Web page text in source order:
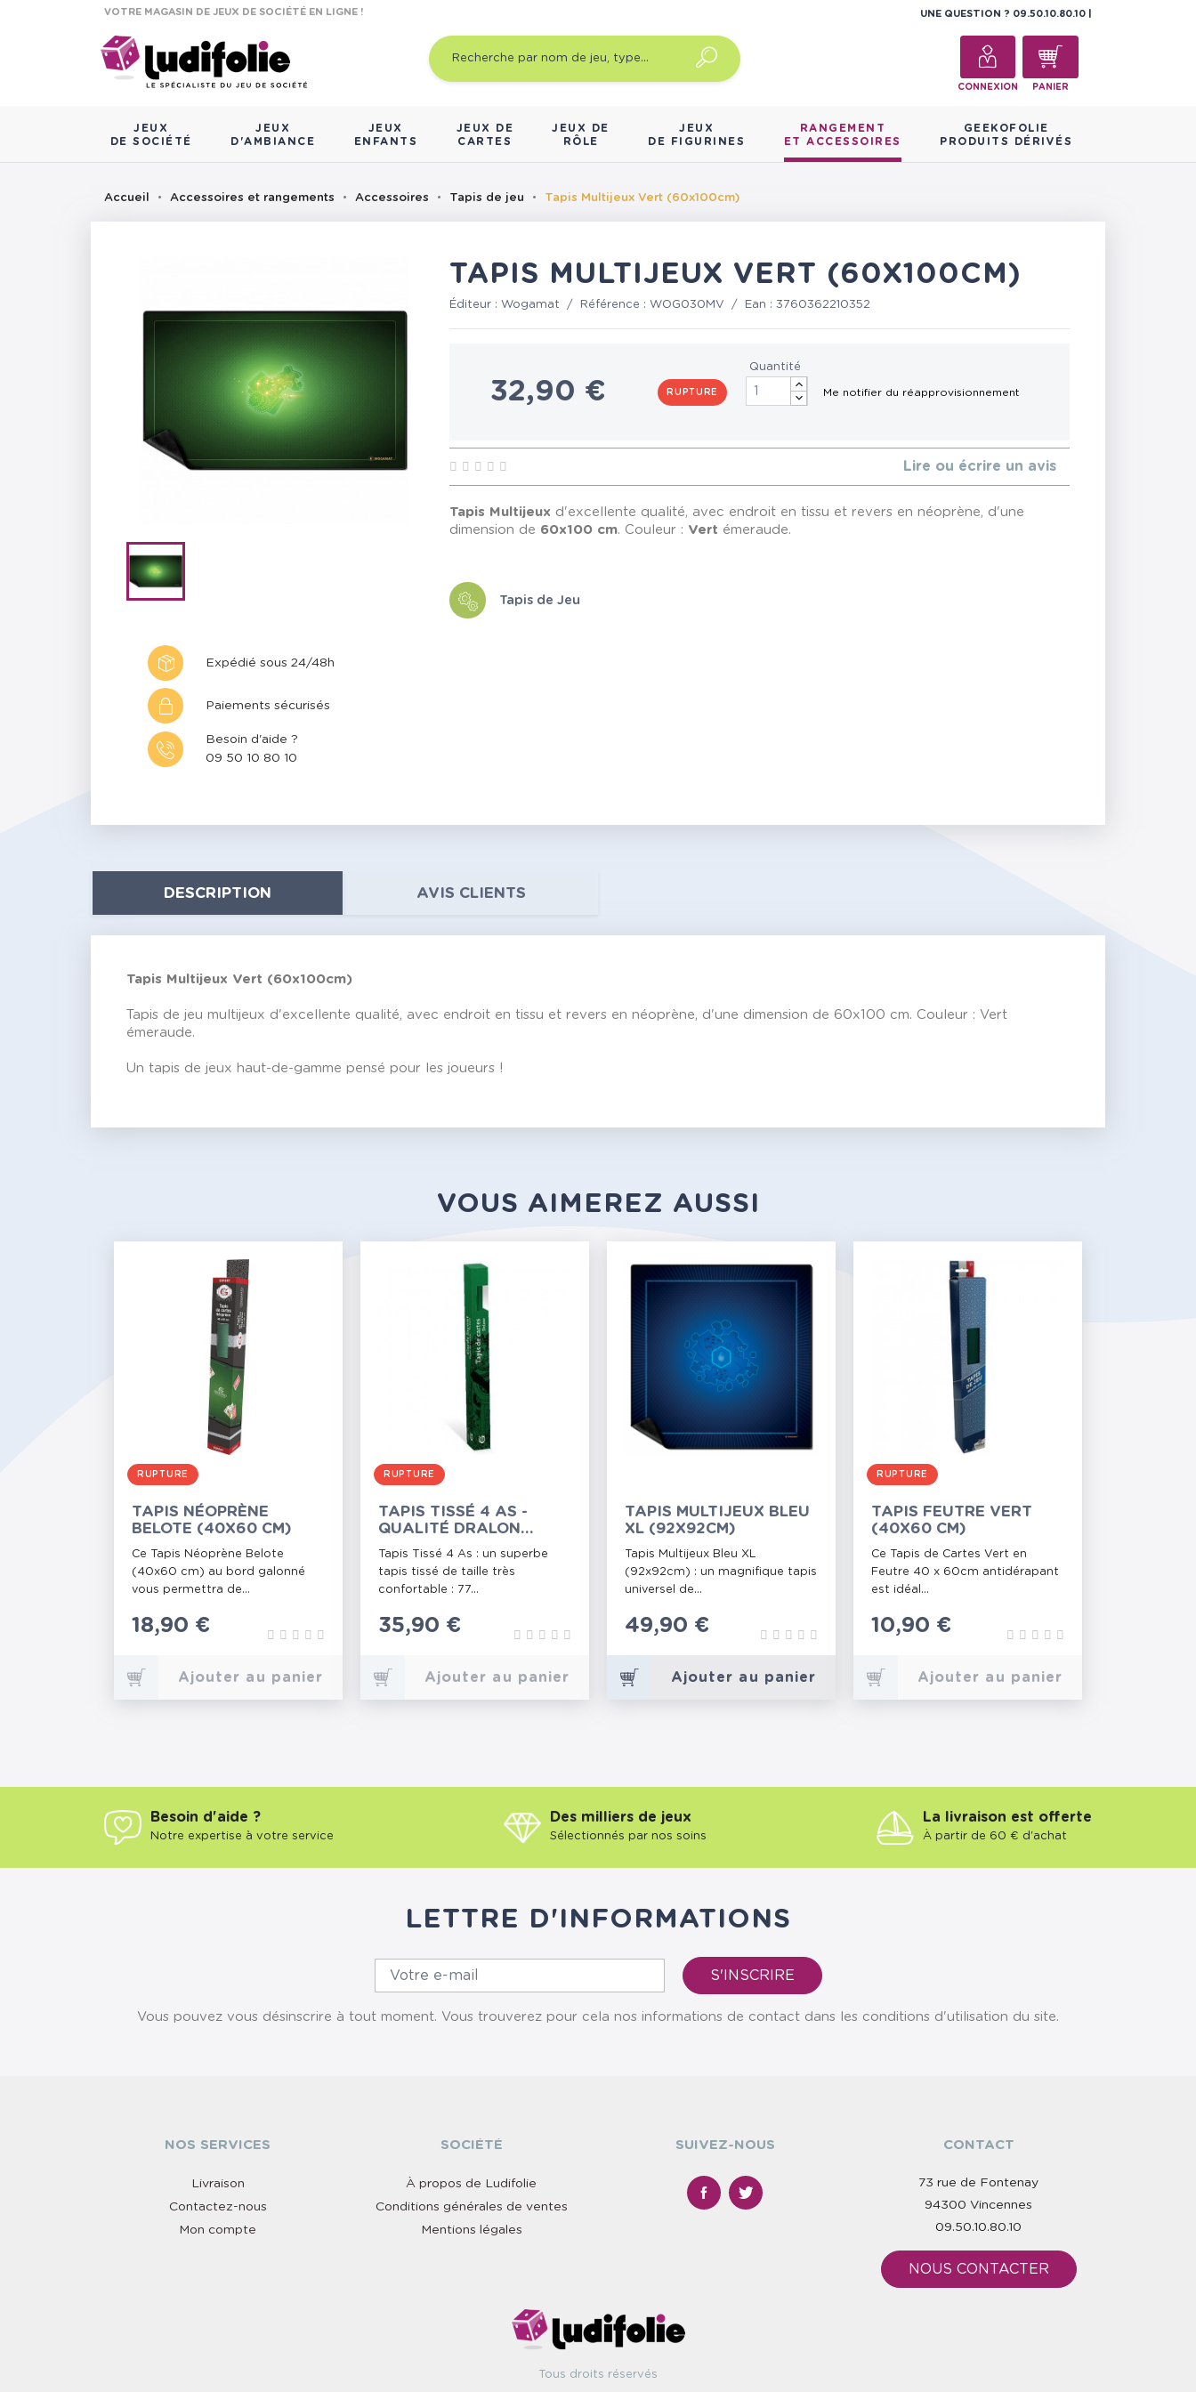
VOTRE MAGASIN DE JEUX DE SOCIÉTÉ EN LIGNE ! UNE QUESTION ? 09.50.10.80.10
CONNEXION PANIER
JEUX
DE SOCIÉTÉ
JEUX
D'AMBIANCE
JEUX
ENFANTS
JEUX DE
CARTES
JEUX DE
RÔLE
JEUX
DE FIGURINES
RANGEMENT
ET ACCESSOIRES
GEEKOFOLIE
PRODUITS DÉRIVÉS
Accueil Accessoires et rangements Accessoires Tapis de jeu Tapis Multijeux Vert (60x100cm)
Expédié sous 24/48h
Paiements sécurisés
Besoin d'aide ?
09 50 10 80 10
TAPIS MULTIJEUX VERT (60X100CM)
Éditeur : Wogamat / Référence : WOG030MV / Ean :3760362210352
32,90 € RUPTURE
Quantité
Lire ou écrire un avis
Tapis Multijeux d'excellente qualité, avec endroit en tissu et revers en néoprène, d'une
dimension de 60x100 cm. Couleur : Vert émeraude.
Tapis de Jeu
DESCRIPTION AVIS CLIENTS
Tapis Multijeux Vert (60x100cm)
Tapis de jeu multijeux d'excellente qualité, avec endroit en tissu et revers en néoprène, d'une dimension de 60x100 cm. Couleur : Vert
émeraude.
Un tapis de jeux haut-de-gamme pensé pour les joueurs !
VOUS AIMEREZ AUSSI
RUPTURE
TAPIS NÉOPRÈNE
BELOTE (40X60 CM)
Ce Tapis Néoprène Belote
(40x60 cm) au bord galonné
vous permettra de...
Prix
18,90 €
Ajouter au panier
RUPTURE
TAPIS TISSÉ 4 AS -
QUALITÉ DRALON
(77X77 CM)
Tapis Tissé 4 As : un superbe
tapis tissé de taille très
confortable : 77...
Prix
35,90 €
Ajouter au panier
TAPIS MULTIJEUX BLEU
XL (92X92CM)
Tapis Multijeux Bleu XL
(92x92cm) : un magnifique tapis
universel de...
Prix
49,90 €
Ajouter au panier
RUPTURE
TAPIS FEUTRE VERT
(40X60 CM)
Ce Tapis de Cartes Vert en
Feutre 40 x 60cm antidérapant
est idéal...
Prix
10,90 €
Ajouter au panier
Besoin d'aide ?
Notre expertise à votre service
Des milliers de jeux
Sélectionnés par nos soins
La livraison est offerte
À partir de 60 € d'achat
LETTRE D'INFORMATIONS
Vous pouvez vous désinscrire à tout moment. Vous trouverez pour cela nos informations de contact dans les conditions d'utilisation du site.
NOS SERVICES
Livraison
Contactez-nous
Mon compte
SOCIÉTÉ
À propos de Ludifolie
Conditions générales de ventes
Mentions légales
SUIVEZ-NOUS CONTACT
73 rue de Fontenay
94300 Vincennes
09.50.10.80.10
NOUS CONTACTER
Tous droits réservés